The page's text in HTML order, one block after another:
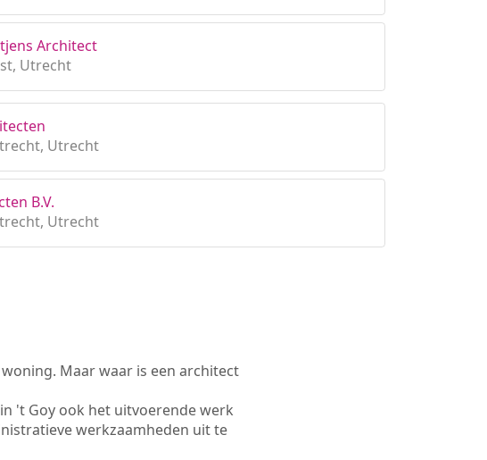
Architect
Utrecht
Utrecht
B.V.
Utrecht
Maar waar is een architect
't Goy ook het uitvoerende werk
werkzaamheden uit te